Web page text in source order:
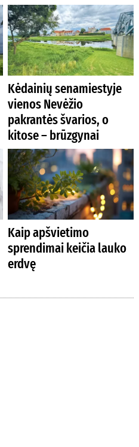
Kėdainių senamiestyje
vienos Nevėžio
pakrantės švarios, o
kitose – brūzgynai
Kaip apšvietimo
sprendimai keičia lauko
erdvę